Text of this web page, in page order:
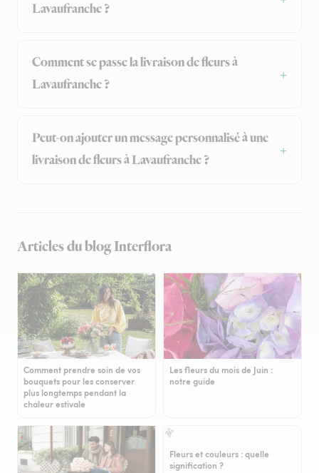
Lavaufranche ?
Comment se passe la livraison de fleurs à
Lavaufranche ?
Peut-on ajouter un message personnalisé à une
livraison de fleurs à Lavaufranche ?
Articles du blog Interflora
Comment prendre soin de vos
bouquets pour les conserver
plus longtemps pendant la
chaleur estivale
Les fleurs du mois de Juin :
notre guide
Fleurs et couleurs : quelle
signification ?